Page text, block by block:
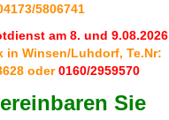
5806741
am 8. und 9.08.2026
in Winsen/Luhdorf, Te.Nr:
oder0160/2959570
Sie